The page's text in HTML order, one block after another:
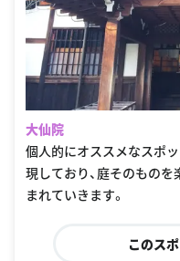
大仙院
個人的にオススメなスポ
現しており、庭そのもの
まれていきます。
このス